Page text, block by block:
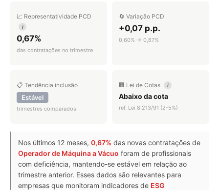
📈 Representatividade PCD
i
0,67%
das contratações no trimestre
🔄 Variação PCD
+0,07 p.p.
0,60% → 0,67%
📋 Tendência inclusão
Estável
trimestres comparados
🏢 Lei de Cotas i
Abaixo da cota
ref. Lei 8.213/91 (2-5%)
Nos últimos 12 meses, 0,67% das novas contratações de
Operador de Máquina a Vácuo foram de profissionais
com deficiência, mantendo-se estável em relação ao
trimestre anterior. Esses dados são relevantes para
empresas que monitoram indicadores de ESG